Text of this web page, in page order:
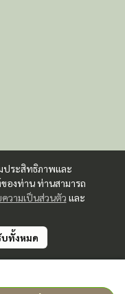
ประสิทธิภาพและ
องท่าน ท่านสามารถ
วามเป็นส่วนตัว และ
ทั้งหมด